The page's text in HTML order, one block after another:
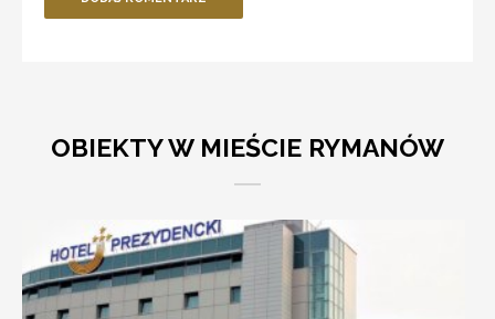
OBIEKTY W MIEŚCIE RYMANÓW